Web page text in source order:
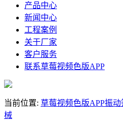
产品中心
新闻中心
工程案例
关于厂家
客户服务
联系草莓视频色版APP
当前位置: 草莓视频色版APP振动
械